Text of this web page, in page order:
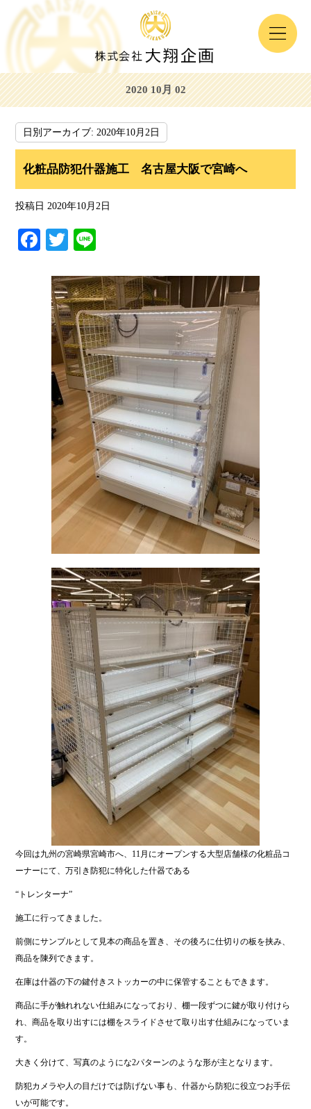
2020 10月 02
日別アーカイブ:2020年10月2日
化粧品防犯什器施工 名古屋大阪で宮崎へ
投稿日 2020年10月2日
Fa
bo
ok
T
tte
r
今回は九州の宮崎県宮崎市へ、11月にオープンする大型店舗様の化粧品コ
ーナーにて、万引き防犯に特化した什器である
“トレンターナ”
施工に行ってきました。
前側にサンプルとして見本の商品を置き、その後ろに仕切りの板を挟み、
商品を陳列できます。
在庫は什器の下の鍵付きストッカーの中に保管することもできます。
商品に手が触れれない仕組みになっており、棚一段ずつに鍵が取り付けら
れ、商品を取り出すには棚をスライドさせて取り出す仕組みになっていま
す。
大きく分けて、写真のようにな2パターンのような形が主となります。
防犯カメラや人の目だけでは防げない事も、什器から防犯に役立つお手伝
いが可能です。